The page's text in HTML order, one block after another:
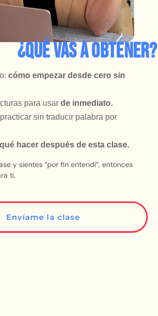
¿Qué vas a obtener?
cómo empezar desde cero sin
para usar de inmediato.
sin traducir palabra por
qué hacer después de esta clase.
y sientes “por fin entendí”, entonces
ti.
Envíame la clase